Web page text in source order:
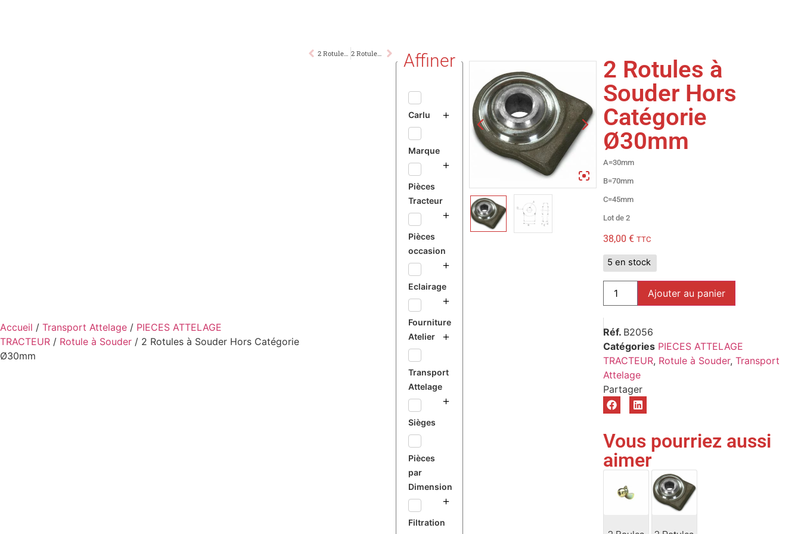
Accueil / Transport Attelage / PIECES ATTELAGE
TRACTEUR / Rotule à Souder / 2 Rotules à Souder Hors Catégorie
Ø30mm
2 Rotules à Souder renforcées Cat.II 2 Rotules à Souder Hors Catégorie Ø35mm Affiner
Carlu
Marque
Pièces
Tracteur
Pièces
occasion
Eclairage
Fourniture
Atelier
Transport
Attelage
Sièges
Pièces
par
Dimension
Filtration
2 Rotules à
Souder Hors
Catégorie
Ø30mm
A=30mm
B=70mm
C=45mm
Lot de 2
38,00 € TTC
5 en stock
Ajouter au panier
Réf. B2056
Catégories PIECES ATTELAGE
TRACTEUR, Rotule à Souder, Transport
Attelage
Vous pourriez aussi
aimer